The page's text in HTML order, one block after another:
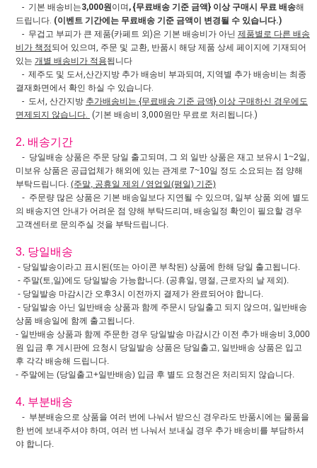
- 기본 배송비는3,000원이며 , {무료배송 기준 금액} 이상 구매시 무료 배송해
드립니다. (이벤트 기간에는 무료배송 기준 금액이 변경될 수 있습니다.)
- 무겁고 부피가 큰 제품(카페트 외)은 기본 배송비가 아닌 제품별로 다른 배송
비가 책정되어 있으며, 주문 및 교환, 반품시 해당 제품 상세 페이지에 기재되어
있는 개별 배송비가 적용됩니다
- 제주도 및 도서,산간지방 추가 배송비 부과되며, 지역별 추가 배송비는 최종
결재화면에서 확인 하실 수 있습니다.
- 도서, 산간지방 추가배송비는 {무료배송 기준 금액} 이상 구매하신 경우에도
면제되지 않습니다. (기본 배송비 3,000원만 무료로 처리됩니다.)
2. 배송기간
- 당일배송 상품은 주문 당일 출고되며, 그 외 일반 상품은 재고 보유시 1~2일,
미보유 상품은 공급업체가 해외에 있는 관계로 7~10일 정도 소요되는 점 양해
부탁드립니다. (주말, 공휴일 제외 / 영업일(평일) 기준)
- 주문량 많은 상품은 기본 배송일보다 지연될 수 있으며, 일부 상품 외에 별도
의 배송지연 안내가 어려운 점 양해 부탁드리며, 배송일정 확인이 필요할 경우
고객센터로 문의주실 것을 부탁드립니다.
3. 당일배송
- 당일발송이라고 표시된(또는 아이콘 부착된) 상품에 한해 당일 출고됩니다.
- 주말(토,일)에도 당일발송 가능합니다. (공휴일, 명절, 근로자의 날 제외).
- 당일발송 마감시간 오후3시 이전까지 결제가 완료되어야 합니다.
- 당일발송 아닌 일반배송 상품과 함께 주문시 당일출고 되지 않으며, 일반배송
상품 배송일에 함께 출고됩니다.
- 일반배송 상품과 함께 주문한 경우 당일발송 마감시간 이전 추가 배송비 3,000
원 입금 후 게시판에 요청시 당일발송 상품은 당일출고, 일반배송 상품은 입고
후 각각 배송해 드립니다.
- 주말에는 (당일출고+일반배송) 입금 후 별도 요청건은 처리되지 않습니다.
4. 부분배송
- 부분배송으로 상품을 여러 번에 나눠서 받으신 경우라도 반품시에는 물품을
한 번에 보내주셔야 하며, 여러 번 나눠서 보내실 경우 추가 배송비를 부담하셔
야 합니다.